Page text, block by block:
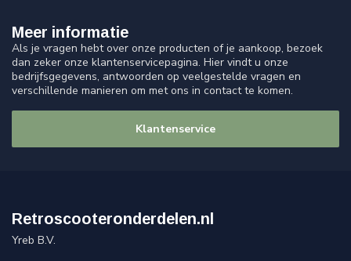
Meer informatie
Als je vragen hebt over onze producten of je aankoop, bezoek
dan zeker onze klantenservicepagina. Hier vindt u onze
bedrijfsgegevens, antwoorden op veelgestelde vragen en
verschillende manieren om met ons in contact te komen.
Klantenservice
Retroscooteronderdelen.nl
Yreb B.V.